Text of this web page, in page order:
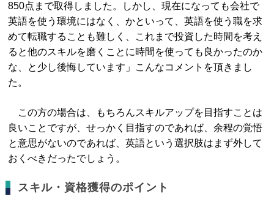
850点まで取得しました。しかし、現在になっても会社で
英語を使う環境にはなく、かといって、英語を使う職を求
めて転職することも難しく、これまで投資した時間を考え
ると他のスキルを磨くことに時間を使っても良かったのか
な、と少し後悔しています」こんなコメントを頂きまし
た。
この方の場合は、もちろんスキルアップを目指すことは
良いことですが、せっかく目指すのであれば、余程の覚悟
と意思がないのであれば、英語という選択肢はまず外して
おくべきだったでしょう。
スキル・資格獲得のポイント